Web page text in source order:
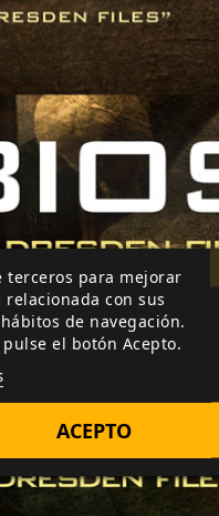
terceros para mejorar
con sus
de navegación.
el botón Acepto.
ACEPTO